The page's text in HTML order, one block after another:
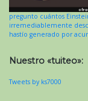
pregunto cuántos
irremediablemente
hastío generado por
Nuestro «tuiteo»:
Tweets by ks7000